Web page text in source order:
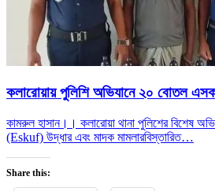
কলারোয়ায় পুলিশি অভিযানে ২০ বোতল
কামরুল হাসান।। কলারোয়া থানা পুলিশের বিশেষ
(Eskuf) উদ্ধার এবং মাদক মামলারবিস্তারিত…
Share this: